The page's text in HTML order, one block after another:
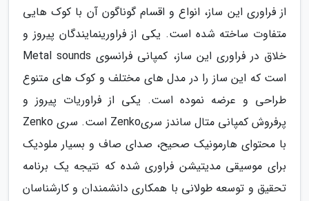
از فراوری این ساز، انواع و اقسام گوناگون آن با کوک هایی
متفاوت ساخته شده است. یکی از فراورینمایندگان پیروز و
خلاق در فراوری این ساز، کمپانی فرانسوی Metal sounds
است که این ساز را در مدل های مختلف و کوک های متنوع
طراحی و عرضه نموده است. یکی از فراوریات پیروز و
پرفروش کمپانی متال ساندز سریZenko است. سری Zenko
با محتوای هارمونیک صحیح، صدای صاف و بسیار ملودیک
برای موسیقی مدیتیشن فراوری شده که نتیجه یک برنامه
تحقیق و توسعه طولانی با همکاری دانشمندان و کارشناسان